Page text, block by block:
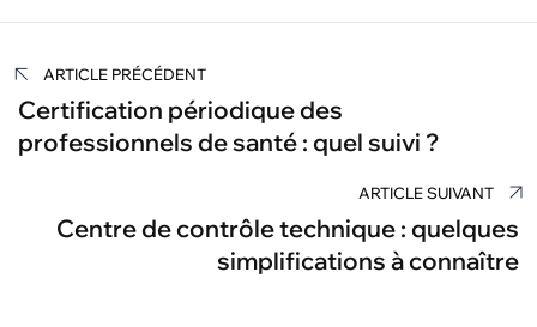
Navigation
de
l’article
ARTICLE PRÉCÉDENT
Certification périodique des
professionnels de santé : quel suivi ?
ARTICLE SUIVANT
Centre de contrôle technique : quelques
simplifications à connaître